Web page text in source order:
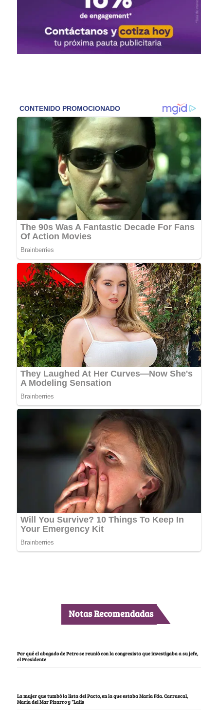
Notas Recomendadas
Por qué el abogado de Petro se reunió con la congresista que investigaba a su jefe,
el Presidente
La mujer que tumbó la lista del Pacto, en la que estaba María Fda. Carrascal,
María del Mar Pizarro y “Lalis